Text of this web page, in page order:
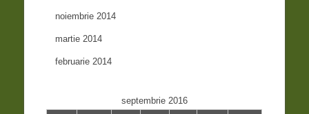
noiembrie 2014
martie 2014
februarie 2014
septembrie 2016